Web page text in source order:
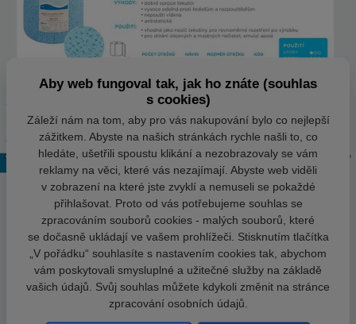
Aby web fungoval tak, jak ho znáte (souhlas
s cookies)
Záleží nám na tom, aby pro vás nakupování bylo co nejlepší
zážitkem. Abyste na našich stránkách rychle našli to, co
hledáte, ušetřili spoustu klikání a nezobrazovaly se vám
reklamy na věci, které vás nezajímají. Abyste web viděli
v zobrazení na které jste zvyklí a nemuseli se pokaždé
přihlašovat. Proto od vás potřebujeme souhlas se
zpracováním souborů cookies - malých souborů, které
se dočasně ukládají ve vašem prohlížeči. Stisknutím tlačítka
„V pořádku“ souhlasíte s nastavením cookies tak, abychom
vám poskytovali smysluplné a užitečné služby na základě
vašich údajů. Svůj souhlas můžete kdykoli změnit na stránce
zpracování osobních údajů.